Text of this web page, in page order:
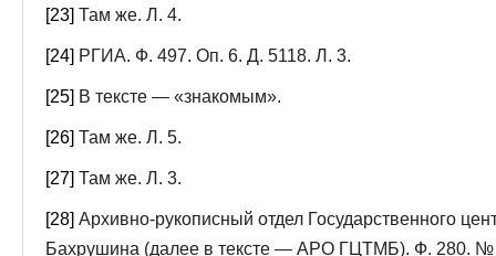
[23] Там же. Л. 4.
[24] PГИА. Ф. 497. Оп. 6. Д. 5118. Л. 3.
[25] В тексте — «знакомым».
[26] Там же. Л. 5.
[27] Там же. Л. 3.
[28] Архивно-рукописный отдел Государственного
Бахрушина (далее в тек­сте — АРО ГЦТМБ). Ф. 280. №